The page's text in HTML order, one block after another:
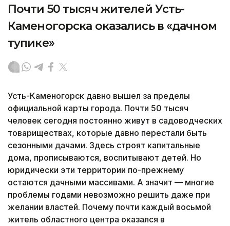
Почти 50 тысяч жителей Усть-
Каменогорска оказались в «дачном
тупике»
Усть-Каменогорск давно вышел за пределы
официальной карты города. Почти 50 тысяч
человек сегодня постоянно живут в садоводческих
товариществах, которые давно перестали быть
сезонными дачами. Здесь строят капитальные
дома, прописываются, воспитывают детей. Но
юридически эти территории по-прежнему
остаются дачными массивами. А значит — многие
проблемы годами невозможно решить даже при
желании властей. Почему почти каждый восьмой
житель областного центра оказался в